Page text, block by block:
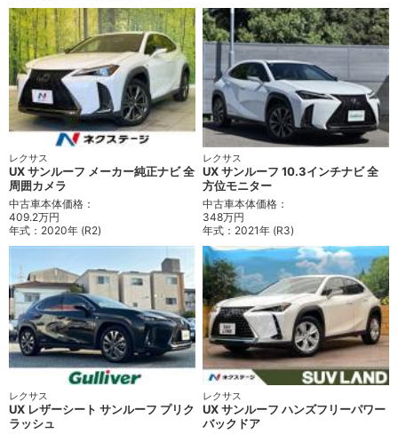
レクサス
UX サンルーフ メーカー純正ナビ 全
周囲カメラ
中古車本体価格：
409.2万円
年式： 2020年 (R2)
レクサス
UX サンルーフ 10.3インチナビ 全
方位モニター
中古車本体価格：
348万円
年式： 2021年 (R3)
レクサス
UX レザーシート サンルーフ プリク
ラッシュ
レクサス
UX サンルーフ ハンズフリーパワー
バックドア